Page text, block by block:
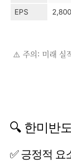
EPS
⚠️ 주의: 미래 실
🔍 한미반
✅ 긍정적 요